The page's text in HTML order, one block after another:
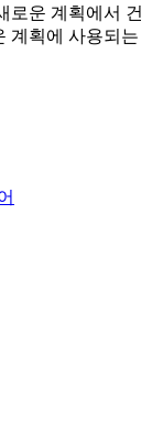
로운 계획에서 건
계획에 사용되는